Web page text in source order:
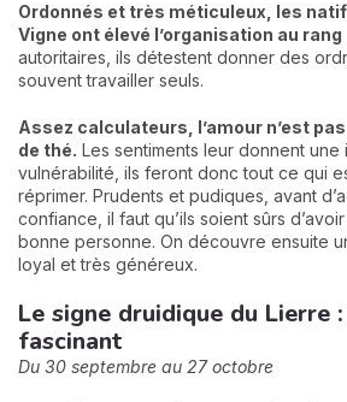
Ordonnés et très méticuleux, les
Vigne ont élevé l’organisation au rang
autoritaires, ils détestent donner des
souvent travailler seuls.
Assez calculateurs, l’amour n’est
de thé. Les sentiments leur donnent une
vulnérabilité, ils feront donc tout ce qui
réprimer. Prudents et pudiques, avant
confiance, il faut qu’ils soient sûrs
bonne personne. On découvre ensuite
loyal et très généreux.
Le signe druidique du Lierre
fascinant
Du 30 septembre au 27 octobre